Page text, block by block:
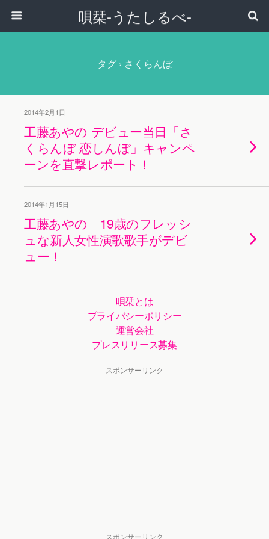
唄栞-うたしるべ-
タグ › さくらんぼ
2014年2月1日
工藤あやの デビュー当日「さ
くらんぼ 恋しんぼ」キャンペ
ーンを直撃レポート！
2014年1月15日
工藤あやの 19歳のフレッシ
ュな新人女性演歌歌手がデビ
ュー！
唄栞とは
プライバシーポリシー
運営会社
プレスリリース募集
スポンサーリンク
スポンサーリンク